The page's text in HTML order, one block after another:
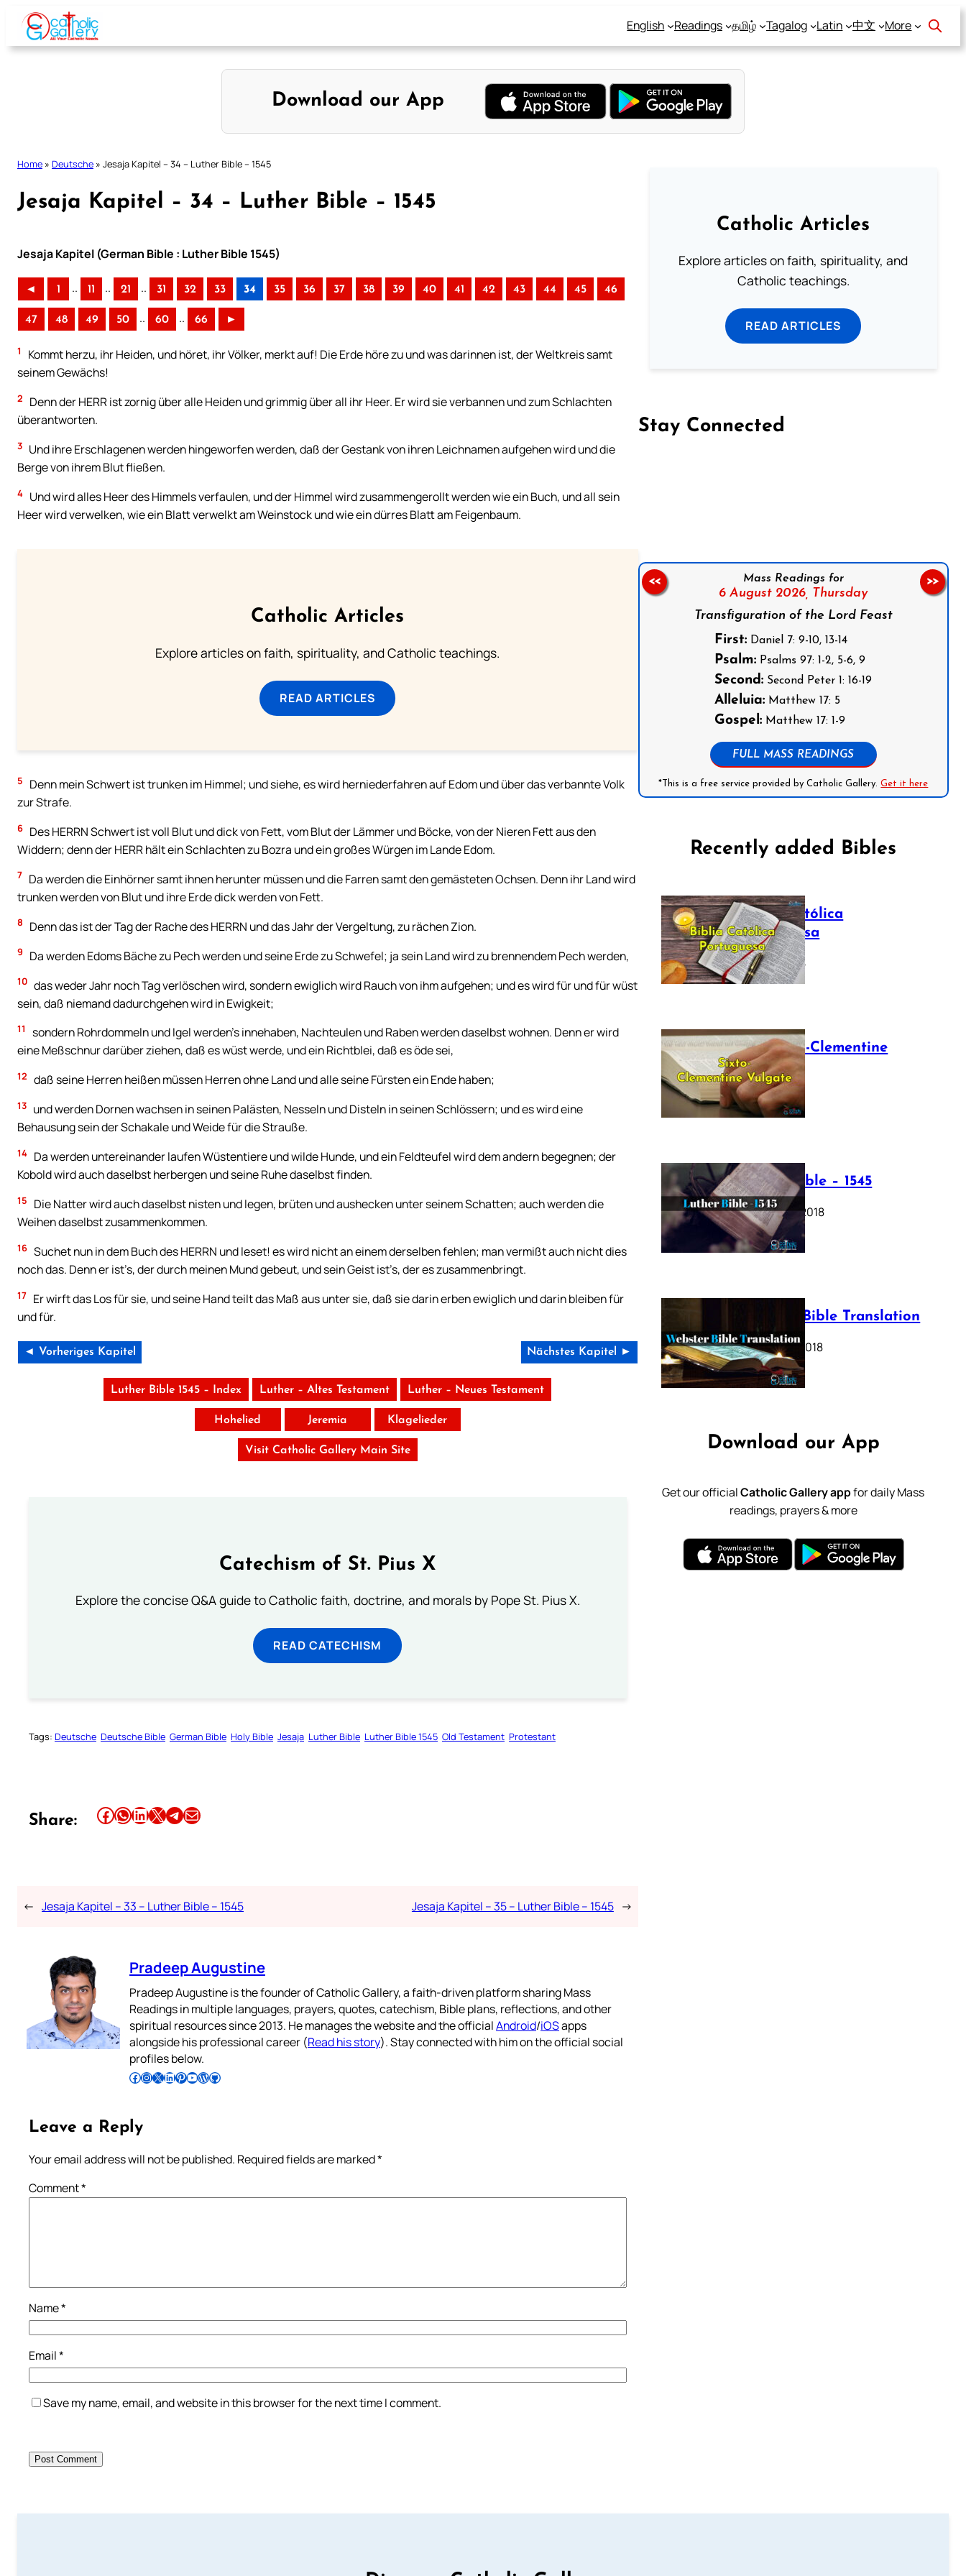
Skip
content
English Readings தமிழ் Tagalog Latin 中文 More
Download our App
Home » Deutsche » Jesaja Kapitel – 34 – Luther Bible – 1545
Jesaja Kapitel – 34 – Luther Bible – 1545
Jesaja Kapitel (German Bible : Luther Bible 1545)
◄ 1 .. 11 .. 21 .. 31 32 33 34 35 36 37 38 39 40 41 42 43 44 45 46
47 48 49 50 .. 60 .. 66 ►
1
Kommt herzu, ihr Heiden, und höret, ihr Völker, merkt auf! Die Erde höre zu und was darinnen ist, der Weltkreis samt
seinem Gewächs!
2
Denn der HERR ist zornig über alle Heiden und grimmig über all ihr Heer. Er wird sie verbannen und zum Schlachten
überantworten.
3 Und ihre Erschlagenen werden hingeworfen werden, daß der Gestank von ihren Leichnamen aufgehen wird und die
Berge von ihrem Blut fließen.
4 Und wird alles Heer des Himmels verfaulen, und der Himmel wird zusammengerollt werden wie ein Buch, und all sein
Heer wird verwelken, wie ein Blatt verwelkt am Weinstock und wie ein dürres Blatt am Feigenbaum.
Catholic Articles
Explore articles on faith, spirituality, and Catholic teachings.
READ ARTICLES
5
Denn mein Schwert ist trunken im Himmel; und siehe, es wird herniederfahren auf Edom und über das verbannte Volk
zur Strafe.
6 Des HERRN Schwert ist voll Blut und dick von Fett, vom Blut der Lämmer und Böcke, von der Nieren Fett aus den
Widdern; denn der HERR hält ein Schlachten zu Bozra und ein großes Würgen im Lande Edom.
7 Da werden die Einhörner samt ihnen herunter müssen und die Farren samt den gemästeten Ochsen. Denn ihr Land wird
trunken werden von Blut und ihre Erde dick werden von Fett.
8 Denn das ist der Tag der Rache des HERRN und das Jahr der Vergeltung, zu rächen Zion.
9 Da werden Edoms Bäche zu Pech werden und seine Erde zu Schwefel; ja sein Land wird zu brennendem Pech werden,
10 das weder Jahr noch Tag verlöschen wird, sondern ewiglich wird Rauch von ihm aufgehen; und es wird für und für wüst
sein, daß niemand dadurchgehen wird in Ewigkeit;
11
sondern Rohrdommeln und Igel werden’s innehaben, Nachteulen und Raben werden daselbst wohnen. Denn er wird
eine Meßschnur darüber ziehen, daß es wüst werde, und ein Richtblei, daß es öde sei,
12 daß seine Herren heißen müssen Herren ohne Land und alle seine Fürsten ein Ende haben;
13 und werden Dornen wachsen in seinen Palästen, Nesseln und Disteln in seinen Schlössern; und es wird eine
Behausung sein der Schakale und Weide für die Strauße.
14 Da werden untereinander laufen Wüstentiere und wilde Hunde, und ein Feldteufel wird dem andern begegnen; der
Kobold wird auch daselbst herbergen und seine Ruhe daselbst finden.
15
Die Natter wird auch daselbst nisten und legen, brüten und aushecken unter seinem Schatten; auch werden die
Weihen daselbst zusammenkommen.
16 Suchet nun in dem Buch des HERRN und leset! es wird nicht an einem derselben fehlen; man vermißt auch nicht dies
noch das. Denn er ist’s, der durch meinen Mund gebeut, und sein Geist ist’s, der es zusammenbringt.
17 Er wirft das Los für sie, und seine Hand teilt das Maß aus unter sie, daß sie darin erben ewiglich und darin bleiben für
und für.
◄ Vorheriges Kapitel Nächstes Kapitel ►
Luther Bible 1545 – Index Luther – Altes Testament Luther – Neues Testament
Hohelied Jeremia Klagelieder
Visit Catholic Gallery Main Site
Catechism of St. Pius X
Explore the concise Q&A guide to Catholic faith, doctrine, and morals by Pope St. Pius X.
READ CATECHISM
Tags: Deutsche Deutsche Bible German Bible Holy Bible Jesaja Luther Bible Luther Bible 1545 Old Testament Protestant
Share: Share this article on Facebook Share this article on WhatsApp Share this article on LinkedIn Share this article on X Share this article on TelegramEmail this Article
← Jesaja Kapitel – 33 – Luther Bible – 1545 Jesaja Kapitel – 35 – Luther Bible – 1545 →
Pradeep Augustine
Pradeep Augustine is the founder of Catholic Gallery, a faith-driven platform sharing Mass
Readings in multiple languages, prayers, quotes, catechism, Bible plans, reflections, and other
spiritual resources since 2013. He manages the website and the officialAndroid/iOSapps
alongside his professional career (Read his story). Stay connected with him on the official social
profiles below.
Follow Pradeep on Facebook Follow Pradeep on InstagramFollow Pradeep on X Follow Pradeep on LinkedIn Follow Pradeep on Pinterest Subscribe to Pradeep’s Youtube Channel Follow Pradeep on WordPress Follow Pradeep on GitHub
Leave a Reply
Your email address will not be published. Required fields are marked*
Comment*
Name*
Email*
Save my name, email, and website in this browser for the next time I comment.
Catholic Articles
Explore articles on faith, spirituality, and
Catholic teachings.
READ ARTICLES
Stay Connected
Mass Readings for
6 August 2026, Thursday
Transfiguration of the Lord Feast
First: Daniel 7: 9-10, 13-14
Psalm: Psalms 97: 1-2, 5-6, 9
Second: Second Peter 1: 16-19
Alleluia: Matthew 17: 5
Gospel: Matthew 17: 1-9
FULL MASS READINGS
*This is a free service provided by Catholic Gallery.Get it here
<< >>
Recently added Bibles
Bíblia Católica
Portuguesa
July 16, 2025
The Sixto-Clementine
Vulgate
July 12, 2025
Luther Bible – 1545
October 17, 2018
Webster Bible Translation
October 11, 2018
Download our App
Get our officialCatholic Gallery appfor daily Mass
readings, prayers & more